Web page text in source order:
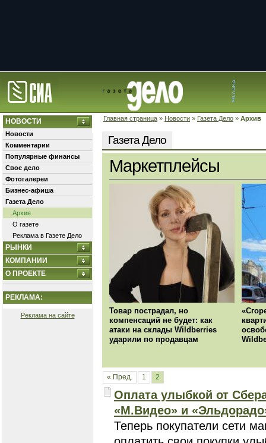
Главная страница » Новости » Газета Дело » Архив
НОВОСТИ
Новости
Комментарии
Популярные финансы
Свое дело
Фотогалереи
Бизнес-афиша
Газета Дело
Архив
О газете
Реклама в Газете Дело
РЫНКИ
КОМПАНИИ
О ПРОЕКТЕ
РЕКЛАМА:
Реклама на сайте
Газета Дело
Маркетплейсы
Товар пострадал, но
компенсаций не будет: как
атаки на склады Wildberries
ударили по продавцам
« Пред. 1 2
Оплата улыбкой от
«М.Видео» и
Теперь покупатели сети